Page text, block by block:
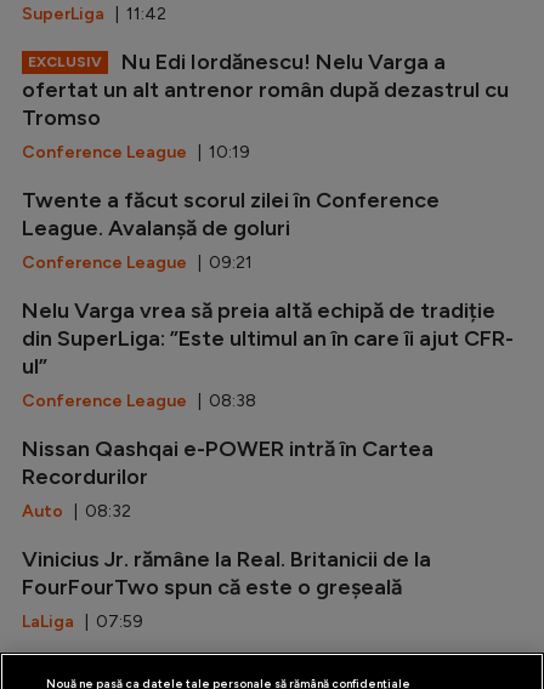
SuperLiga | 11:42
EXCLUSIV
Nu Edi Iordănescu! Nelu Varga a
ofertat un alt antrenor român după dezastrul cu
Tromso
Conference League | 10:19
Twente a făcut scorul zilei în Conference
League. Avalanșă de goluri
Conference League | 09:21
Nelu Varga vrea să preia altă echipă de tradiție
din SuperLiga: ”Este ultimul an în care îi ajut CFR-
ul”
Conference League | 08:38
Nissan Qashqai e-POWER intră în Cartea
Recordurilor
Auto | 08:32
Vinicius Jr. rămâne la Real. Britanicii de la
FourFourTwo spun că este o greșeală
LaLiga | 07:59
Nouă ne pasă ca datele tale personale să rămână confidențiale